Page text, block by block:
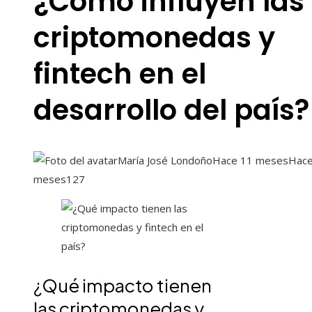
criptomonedas y
fintech en el
desarrollo del país?
María José LondoñoHace 11 meses
meses127
¿Qué impacto tienen